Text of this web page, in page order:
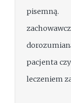
pacjenta
leczeniem